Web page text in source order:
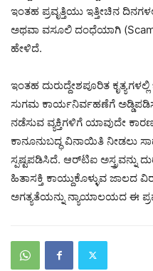
ಇಂತಹ ಪ್ರವೃತ್ತಿಯು ಇತ್ತೀಚಿನ
ಅಥವಾ ವಸೂಲಿ ದಂಧೆಯಾಗಿ
ಹೇಳಿದೆ.
ಇಂತಹ ದುರುದ್ದೇಶಪೂರಿತ
ಸುಗಮ ಕಾರ್ಯನಿರ್ವಹಣೆಗೆ
ನಡೆಸುವ ವ್ಯಕ್ತಿಗಳಿಗೆ ಯಾವುದೇ
ಕಾನೂನುಬದ್ಧ ವಿನಾಯಿತಿ ನೀಡಲು
ಸ್ಪಷ್ಟಪಡಿಸಿದೆ. ಆರ್‌ಟಿಐ ಅಸ್ತ್ರವನ್ನು
ಹಿತಾಸಕ್ತಿ ಕಾಯ್ದುಕೊಳ್ಳುವ ಜಾಲದ
ಅಗತ್ಯತೆಯನ್ನು ನ್ಯಾಯಾಲಯದ ಈ